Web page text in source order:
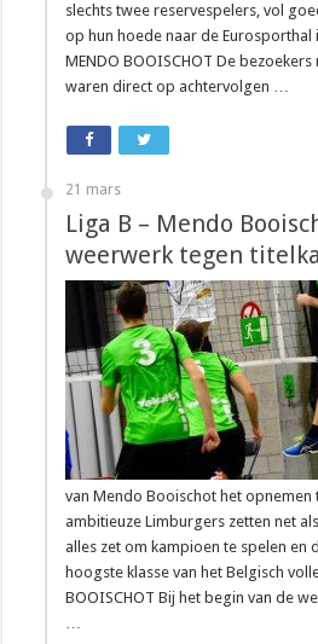
slechts twee reservespelers, vol
op hun hoede naar de Eurosporthal
MENDO BOOISCHOT De
waren direct op achtervolgen …
21 mars
Liga B – Mendo
weerwerk tegen
van Mendo Booischot het opnemen
ambitieuze Limburgers zetten net
alles zet om kampioen te spelen en
hoogste klasse van het Belgisch
BOOISCHOT Bij het begin van de
…